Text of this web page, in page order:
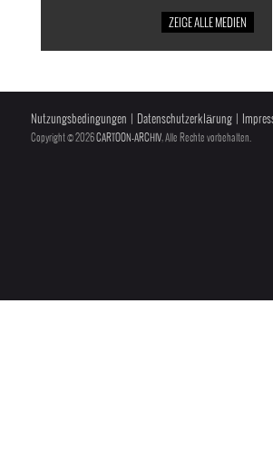
Nutzungsbedingungen Datenschutzerklärung
Copyright © 2026CARTOON-ARCHIV, Alle Rechte vorbehalten.